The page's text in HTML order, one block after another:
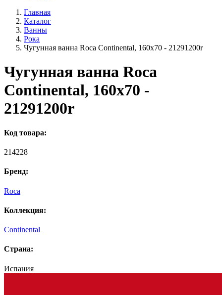
Главная
Каталог
Ванны
Рока
Чугунная ванна Roca Continental, 160x70 - 21291200r
Чугунная ванна Roca
Continental, 160x70 -
21291200r
Код товара:
214228
Бренд:
Roca
Коллекция:
Continental
Страна:
Испания